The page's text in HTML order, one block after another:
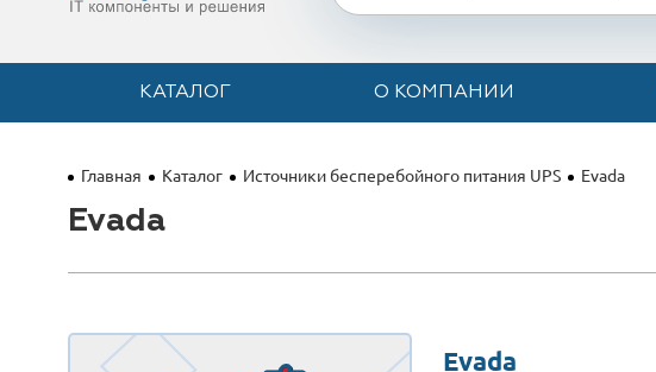
КАТАЛОГ О КОМПАНИИ
Главная Каталог Источники бесперебойного питания UPS Evada
Evada
Evada